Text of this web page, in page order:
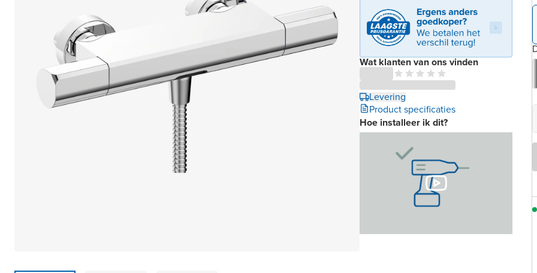
Wat klanten van ons vinden
Levering
Product specificaties
Hoe installeer ik dit?